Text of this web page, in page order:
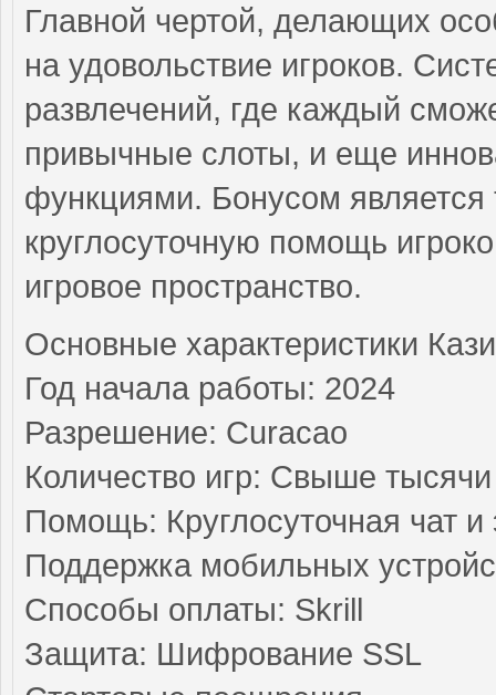
Главной чертой, делающих
на удовольствие игроков.
развлечений, где каждый
привычные слоты, и еще
функциями. Бонусом является
круглосуточную помощь
игровое пространство.
Основные характеристики
Год начала работы: 2024
Разрешение: Curacao
Количество игр: Свыше тысячи
Помощь: Круглосуточная чат и
Поддержка мобильных
Способы оплаты: Skrill
Защита: Шифрование SSL